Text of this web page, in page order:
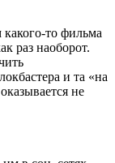
то фильма
раз наоборот.
и та «на
не